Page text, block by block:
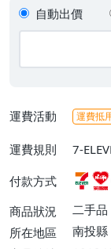
自動出價
運費活動 運費抵
運費規則
7-
件或
付款
000免
滿20
付款方式
商品狀況
二手品
所在地區
南投縣